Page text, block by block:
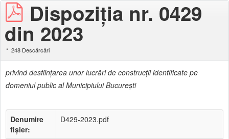
Dispoziţia nr. 0429
din 2023
248 Descărcări
privind desfiinţarea unor lucrări de construcţii identificate pe
domeniul public al Municipiului Bucureşti
Denumire
fișier:
D429-2023.pdf